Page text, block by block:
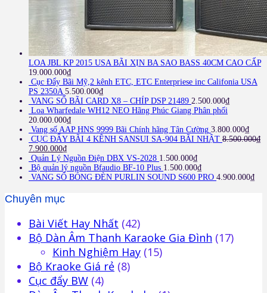
LOA JBL KP 2015 USA BÃI XỊN BA SAO BASS 40CM CAO CẤP
19.000.000₫
Cục Đẩy Bãi Mỹ,2 kênh ETC, ETC Enterpriese inc Califonia USA
PS 2350A 5.500.000₫
VANG SỐ BÃI CARD X8 – CHÍP DSP 21489 2.500.000₫
Loa Wharfedale WH12 NEO Hãng Phúc Giang Phân phối
20.000.000₫
Vang số AAP HNS 9999 Bãi Chính hãng Tân Cường 3.800.000₫
CỤC ĐẨY BÃI 4 KÊNH SANSUI SA-904 BÃI NHẬT 8.500.000₫
7.900.000₫
Quản Lý Nguồn Điện DBX VS-2028 1.500.000₫
Bộ quản lý nguồn Bfaudio BF-10 Plus 1.500.000₫
VANG SỐ BÓNG ĐÈN PURLIN SOUND S600 PRO 4.900.000₫
Chuyên mục
Bài Viết Hay Nhất (42)
Bộ Dàn Âm Thanh Karaoke Gia Đình (17)
Kinh Nghiệm Hay (15)
Bộ Kraoke Giá rẻ (8)
Cục đẩy BW (4)